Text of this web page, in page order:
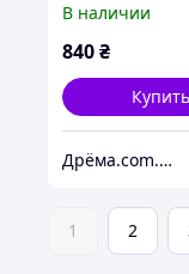
В наличии
840₴
Купить
Дрёма.com.ua - постельное белье, текстиль и товары для дома
1 2